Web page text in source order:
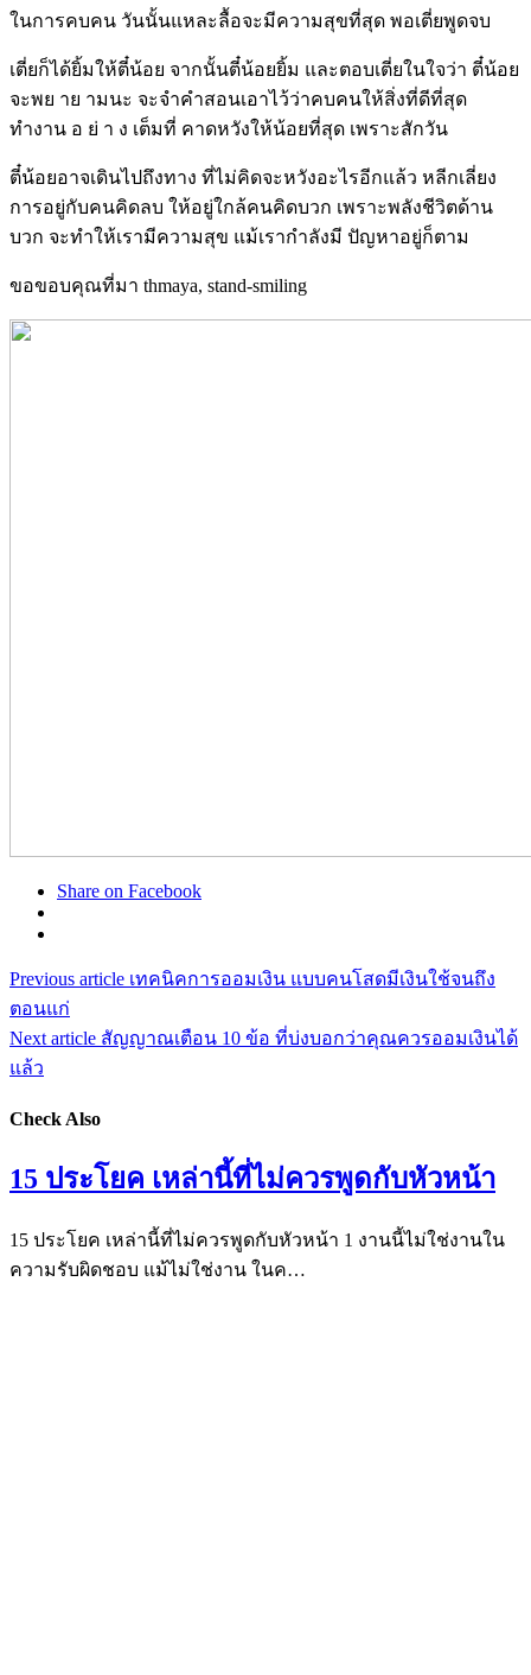
ในการคบคน วันนั้นแหละลื้อจะมีความสุขที่สุด พอเตี่ยพูดจบ
เตี่ยก็ได้ยิ้มให้ตี๋น้อย จากนั้นตี๋น้อยยิ้ม และตอบเตี่ยในใจว่า ตี๋น้อย
จะพย าย ามนะ จะจำคำสอนเอาไว้ว่าคบคนให้สิ่งที่ดีที่สุด
ทำงาน อ ย่ า ง เต็มที่ คาดหวังให้น้อยที่สุด เพราะสักวัน
ตี๋น้อยอาจเดินไปถึงทาง ที่ไม่คิดจะหวังอะไรอีกแล้ว หลีกเลี่ยง
การอยู่กับคนคิดลบ ให้อยู่ใกล้คนคิดบวก เพราะพลังชีวิตด้าน
บวก จะทำให้เรามีความสุข แม้เรากำลังมี ปัญหาอยู่ก็ตาม
ขอขอบคุณที่มา thmaya, stand-smiling
Share on Facebook
Previous article เทคนิคการออมเงิน แบบคนโสดมีเงินใช้จนถึง
ตอนแก่
Next article สัญญาณเตือน 10 ข้อ ที่บ่งบอกว่าคุณควรออมเงินได้
แล้ว
Check Also
15 ประโยค เหล่านี้ที่ไม่ควรพูดกับหัวหน้า
15 ประโยค เหล่านี้ที่ไม่ควรพูดกับหัวหน้า 1 งานนี้ไม่ใช่งานใน
ความรับผิดชอบ แม้ไม่ใช่งาน ในค…